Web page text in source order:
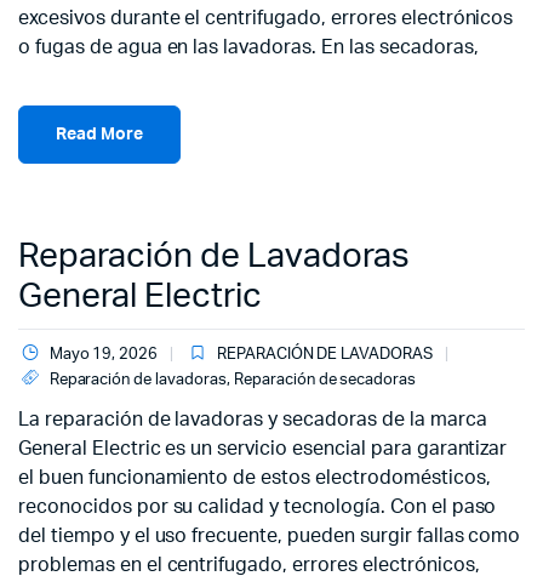
excesivos durante el centrifugado, errores electrónicos
o fugas de agua en las lavadoras. En las secadoras,
Read More
Reparación de Lavadoras
General Electric
Mayo 19, 2026
REPARACIÓN DE LAVADORAS
Reparación de lavadoras, Reparación de secadoras
La reparación de lavadoras y secadoras de la marca
General Electric es un servicio esencial para garantizar
el buen funcionamiento de estos electrodomésticos,
reconocidos por su calidad y tecnología. Con el paso
del tiempo y el uso frecuente, pueden surgir fallas como
problemas en el centrifugado, errores electrónicos,